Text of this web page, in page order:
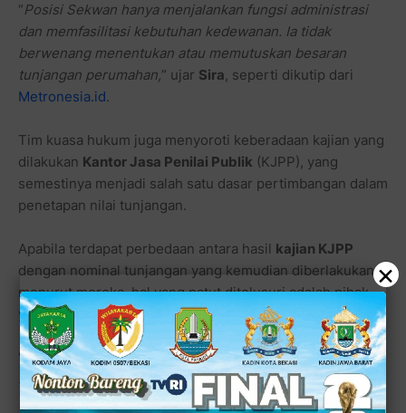
“Posisi Sekwan hanya menjalankan fungsi administrasi
dan memfasilitasi kebutuhan kedewanan. Ia tidak
berwenang menentukan atau memutuskan besaran
tunjangan perumahan,” ujar Sira, seperti dikutip dari
Metronesia.id.
Tim kuasa hukum juga menyoroti keberadaan kajian yang
dilakukan Kantor Jasa Penilai Publik (KJPP), yang
semestinya menjadi salah satu dasar pertimbangan dalam
penetapan nilai tunjangan.
Apabila terdapat perbedaan antara hasil kajian KJPP
dengan nominal tunjangan yang kemudian diberlakukan,
menurut mereka, hal yang patut ditelusuri adalah pihak
yang memiliki kewenangan mengambil keputusan akhir.
“Kalau ada perbedaan angka, yang harus diungkap adalah
siapa yang memutuskan kebijakan tersebut,” kataSira.
×